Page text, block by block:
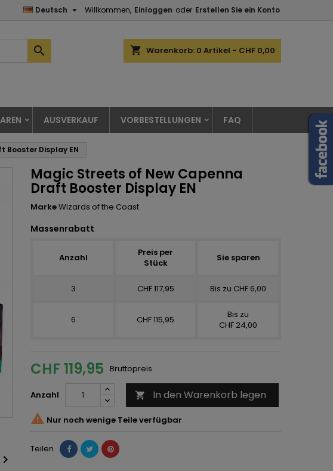
Willkommen, Einloggen oder Erstellen Sie ein Konto
Deutsch 
shopping_cart Warenkorb: 0 Artikel - CHF 0,00

AUSVERKAUF VORBESTELLUNGEN FAQ
Booster Display EN

Magic Streets of New Capenna
Draft Booster Display EN
MarkeWizards of the Coast
Massenrabatt
Anzahl
Preis per
Stück
Sie sparen
3 CHF 117,95 Bis zu CHF 6,00
6 CHF 115,95
Bis zu
CHF 24,00
CHF 119,95 Bruttopreis
Anzahl  In den Warenkorb legen
 Nur noch wenige Teile verfügbar
Teilen